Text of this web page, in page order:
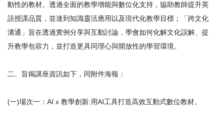
動性的教材。透過全面的教學增能與數位化支持，協助教師提升英
語授課品質，並達到知識靈活應用以及現代化教學目標；「跨文化
溝通」旨在透過實例分享與互動討論，學會如何化解文化誤解、提
升教學包容力，並打造更具同理心與開放性的學習環境。
二、旨揭講座資訊如下，同附件海報：
(一)場次一：AI x 教學創新:用AI工具打造高效互動式數位教材。